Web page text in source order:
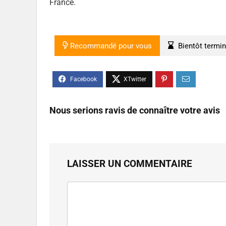
France.
Recommandé pour vous Bientôt
Nous serions ravis de connaître votre avis
LAISSER UN COMMENTAIRE